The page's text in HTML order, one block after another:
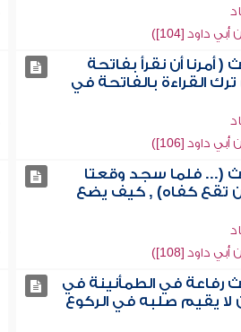
داود [104])
أمرنا أن نقرأ بفاتحة
القراءة بالفاتحة في
داود [106])
(... فلما سجد وقعتا
أن تقع كفاه) , كيف يضع
داود [108])
رفاعة في الطمأنينة في
لا يقيم صلبه في الركوع